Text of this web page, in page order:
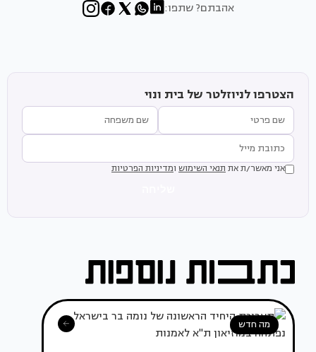
אהבתם? שתפו:
הצטרפו לניוזלטר של בית ונוי
אני מאשר/ת את תנאי השימוש ומדיניות הפרטיות
מה חדש